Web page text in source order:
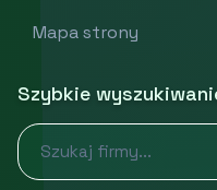
Mapa strony
Szybkie